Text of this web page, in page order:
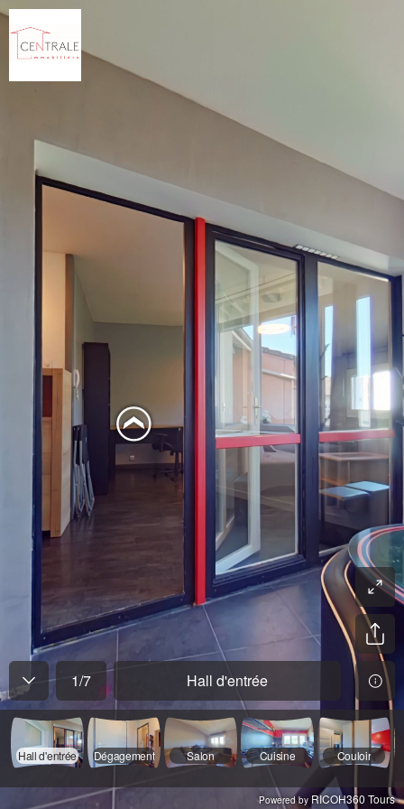
1/7 Hall d'entrée
Hall d'entrée Dégagement Salon Cuisine Couloir
Powered by RICOH360 Tours